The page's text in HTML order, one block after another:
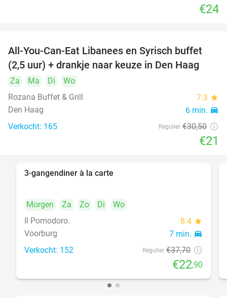
€24
31%
All-You-Can-Eat Libanees en Syrisch buffet
(2,5 uur) + drankje naar keuze in Den Haag
Za Ma Di
Wo
Rozana Buffet & Grill
7.3 star
Den Haag 6 min. directions_car
Verkocht: 165 Regulier €30,50
€21
3-gangendiner à la carte
Morgen Za Zo Di
Wo
Il Pomodoro.
8.4 star
Voorburg 7 min. directions_car
Verkocht: 152 Regulier €37,70
€22,90